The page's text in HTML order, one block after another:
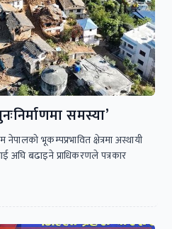
समस्या’
भूकम्पप्रभावित क्षेत्रमा अस्थायी
अघि बढाइने प्राधिकरणले पत्रकार